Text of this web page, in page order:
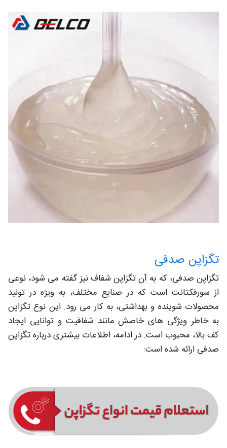
تگزاپن صدفی
تگزاپن صدفی، که به آن تگزاپن شفاف نیز گفته می شود، نوعی
از سورفکتانت است که در صنایع مختلف، به ویژه در تولید
محصولات شوینده و بهداشتی، به کار می رود. این نوع تگزاپن
به خاطر ویژگی های خاصش مانند شفافیت و توانایی ایجاد
کف بالا، محبوب است. در ادامه، اطلاعات بیشتری درباره تگزاپن
صدفی ارائه شده است: